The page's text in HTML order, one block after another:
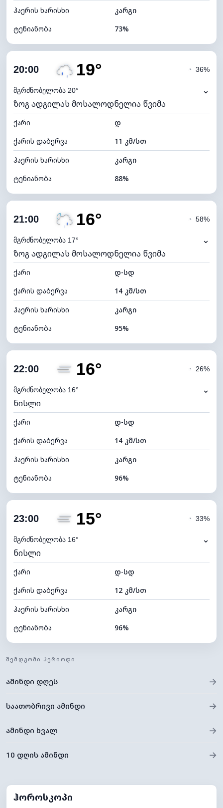
ჰაერის ხარისხი
კარგი
ტენიანობა
73%
ღრუბლიანობა
ნამის წერტილი
ხილვადობა
10 კმ
განათების ინდექსი 4 (მკრთალი)
ღრუბლის სიმაღლე 5200 მ
20:00 19°
მგრძნობელობა 20°
◔ 36%
⌄
ზოგ ადგილას მოსალოდნელია წვიმა
ქარი
დ
ქარის დაბერვა
11 კმ/სთ
ჰაერის ხარისხი
კარგი
ტენიანობა
88%
ღრუბლიანობა
ნამის წერტილი
ხილვადობა
9 კმ
განათების ინდექსი 4 (მკრთალი)
ღრუბლის სიმაღლე 5840 მ
21:00 16°
მგრძნობელობა 17°
◔ 58%
⌄
ზოგ ადგილას მოსალოდნელია წვიმა
ქარი
დ-სდ
ქარის დაბერვა
14 კმ/სთ
ჰაერის ხარისხი
კარგი
ტენიანობა
95%
ღრუბლიანობა
ნამის წერტილი
ხილვადობა
განათების ინდექსი 0 (ბნელი)
ღრუბლის სიმაღლე 5600 მ
22:00 16°
მგრძნობელობა 16°
◔ 26%
⌄
ნისლი
ქარი
დ-სდ
ქარის დაბერვა
14 კმ/სთ
ჰაერის ხარისხი
კარგი
ტენიანობა
96%
ღრუბლიანობა
ნამის წერტილი
ხილვადობა
განათების ინდექსი 0 (ბნელი)
ღრუბლის სიმაღლე 8240 მ
23:00 15°
მგრძნობელობა 16°
◔ 33%
⌄
ნისლი
ქარი
დ-სდ
ქარის დაბერვა
12 კმ/სთ
ჰაერის ხარისხი
კარგი
ტენიანობა
96%
ღრუბლიანობა
ნამის წერტილი
ხილვადობა
ᲨᲔᲛᲓᲒᲝᲛᲘ ᲞᲔᲠᲘᲝᲓᲘ
ამინდი დღეს →
საათობრივი ამინდი →
ამინდი ხვალ →
10 დღის ამინდი →
ჰოროსკოპი